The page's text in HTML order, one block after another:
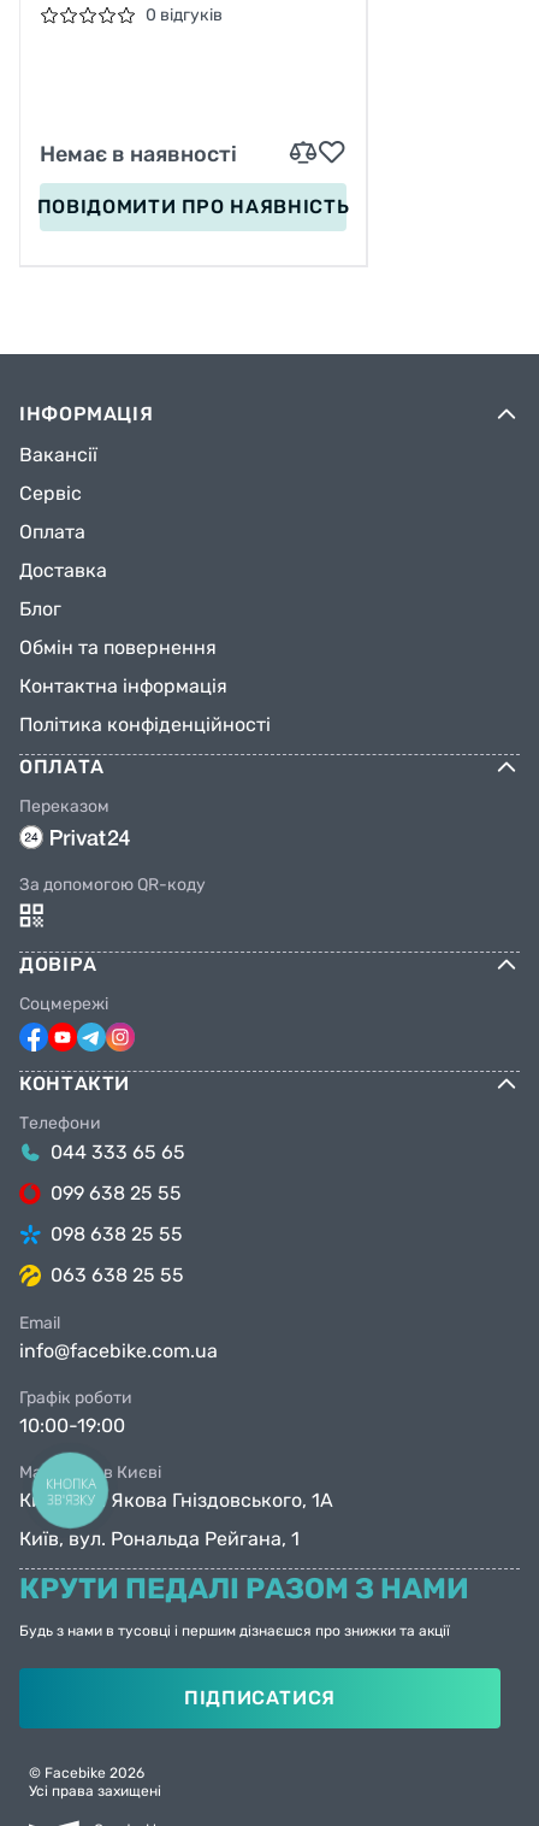
0 відгуків
Немає в наявності
ПОВІДОМИТИ ПРО НАЯВНІСТЬ
ІНФОРМАЦІЯ
Вакансії
Сервіс
Оплата
Доставка
Блог
Обмін та повернення
Контактна інформація
Політика конфіденційності
ОПЛАТА
Переказом
За допомогою QR-коду
ДОВІРА
Соцмережі
КОНТАКТИ
Телефони
044 333 65 65
099 638 25 55
098 638 25 55
063 638 25 55
Email
info@facebike.com.ua
Графік роботи
10:00-19:00
Магазини в Києві
Київ, вул. Якова Гніздовського, 1А
Київ, вул. Рональда Рейгана, 1
КРУТИ ПЕДАЛІ РАЗОМ З НАМИ
Будь з нами в тусовці і першим дізнаєшся про знижки та акції
ПІДПИСАТИСЯ
© Facebike 2026
Усі права захищені
КНОПКА
ЗВ'ЯЗКУ